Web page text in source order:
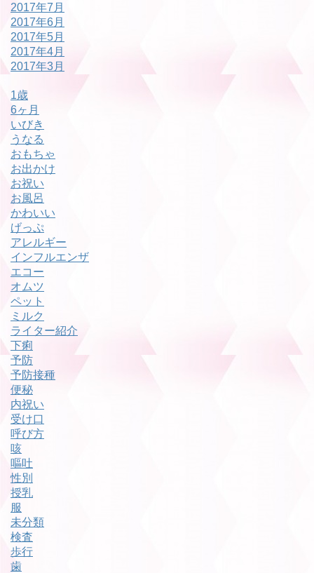
2017年7月
2017年6月
2017年5月
2017年4月
2017年3月
1歳
6ヶ月
いびき
うなる
おもちゃ
お出かけ
お祝い
お風呂
かわいい
げっぷ
アレルギー
インフルエンザ
エコー
オムツ
ペット
ミルク
ライター紹介
下痢
予防
予防接種
便秘
内祝い
受け口
呼び方
咳
嘔吐
性別
授乳
服
未分類
検査
歩行
歯